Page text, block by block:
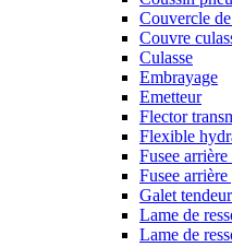
Couvercle
Couvre
Culasse
Embrayage
Emetteur
Flector
Flexible
Fusee
Fusee arrière
Galet tendeur
Lame de
Lame de